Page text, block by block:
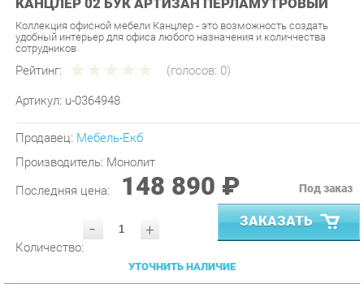
Коллекция офисной мебели Канцлер - это возможность создать
сотрудников
Рейтинг:
Артикул: u-0364948
Производитель:Монолит
Последняя цена:
148 890 ₽
- ЗАКАЗАТЬ
УТОЧНИТЬ НАЛИЧИЕ
ПРИГЛАСИТЬ ЗАМЕРЩИКА